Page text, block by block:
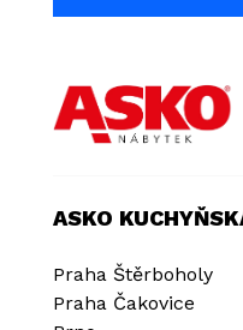
ASKO
Praha Štěrboholy
Praha Čakovice